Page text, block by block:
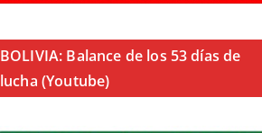
BOLIVIA: Balance de los 53 días de
lucha (Youtube)